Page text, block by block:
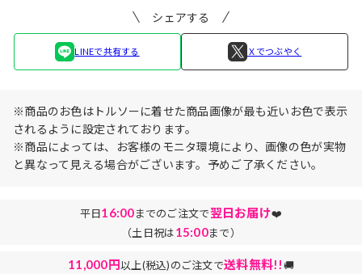
シェアする
LINEで共有する Ｘでつぶやく
※商品のお色はトルソーに着せた商品画像が最も近いお色で表示
されるように設定されております。
※商品によっては、お客様のモニタ環境により、画像の色が実物
と異なって見える場合がございます。予めご了承ください。
平日16:00までのご注文で翌日お届け❤️
（土日祝は15:00まで）
11,000円以上(税込)のご注文で送料無料!!🚚